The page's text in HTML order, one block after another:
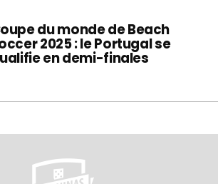
du monde de Beach
2025 : le Portugal se
en demi-finales